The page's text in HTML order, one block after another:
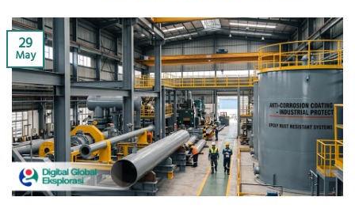
29
May